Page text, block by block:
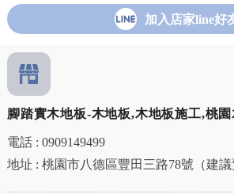
加入店家line好
腳踏實木地板-木地板,木地板施工,桃
板施工,台北木地板施工,新北市木地板,
三峽區木地板施工,關西區木地板施工
電話 : 0909149499
地址 : 桃園市八德區豐田三路78號（建議